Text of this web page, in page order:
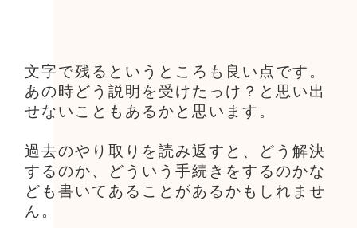
文字で残るというところも良い点です。
あの時どう説明を受けたっけ？と思い出
せないこともあるかと思います。
過去のやり取りを読み返すと、どう解決
するのか、どういう手続きをするのかな
ども書いてあることがあるかもしれませ
ん。